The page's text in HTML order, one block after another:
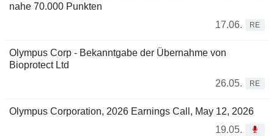
nahe 70.000 Punkten
17.06.
RE
Olympus Corp - Bekanntgabe der Übernahme von
Bioprotect Ltd
26.05.
RE
Olympus Corporation, 2026 Earnings Call, May 12, 2026
19.05.